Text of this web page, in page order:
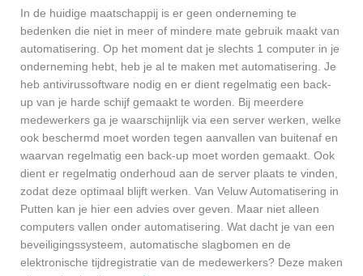
In de huidige maatschappij is er geen onderneming te
bedenken die niet in meer of mindere mate gebruik maakt van
automatisering. Op het moment dat je slechts 1 computer in je
onderneming hebt, heb je al te maken met automatisering. Je
heb antivirussoftware nodig en er dient regelmatig een back-
up van je harde schijf gemaakt te worden. Bij meerdere
medewerkers ga je waarschijnlijk via een server werken, welke
ook beschermd moet worden tegen aanvallen van buitenaf en
waarvan regelmatig een back-up moet worden gemaakt. Ook
dient er regelmatig onderhoud aan de server plaats te vinden,
zodat deze optimaal blijft werken. Van Veluw Automatisering in
Putten kan je hier een advies over geven. Maar niet alleen
computers vallen onder automatisering. Wat dacht je van een
beveiligingssysteem, automatische slagbomen en de
elektronische tijdregistratie van de medewerkers? Deze maken